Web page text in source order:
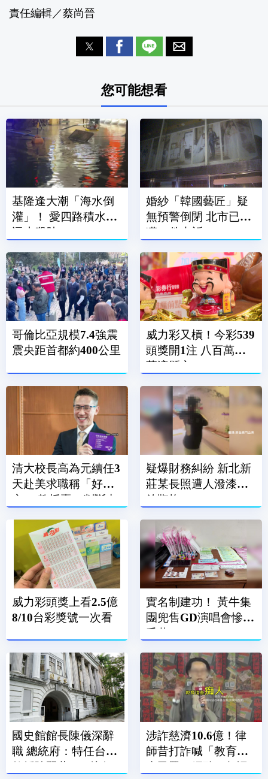
責任編輯／蔡尚晉
您可能想看
基隆逢大潮「海水倒
灌」！ 愛四路積水直
逼小腿肚
婚紗「韓國藝匠」疑
無預警倒閉 北市已接
獲10件申訴
哥倫比亞規模7.4強震
震央距首都約400公里
威力彩又槓！今彩539
頭獎開1注 八百萬獎
落這縣市
清大校長高為元續任3
天赴美求職稱「好奇
心」 教授轟：判斷力
疑爆財務糾紛 新北新
莊某長照遭人潑漆、
放鞭炮
威力彩頭獎上看2.5億
8/10台彩獎號一次看
實名制建功！ 黃牛集
團兜售GD演唱會慘賠
千萬
國史館館長陳儀深辭
職 總統府：特任台大
教授陳翠蓮9/14接任
涉詐慈濟10.6億！律
師昔打詐喊「教育愚
痴民眾」網酸：超諷